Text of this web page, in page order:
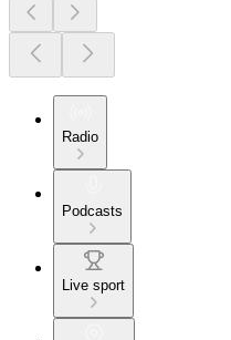
Radio
Podcasts
Live sport